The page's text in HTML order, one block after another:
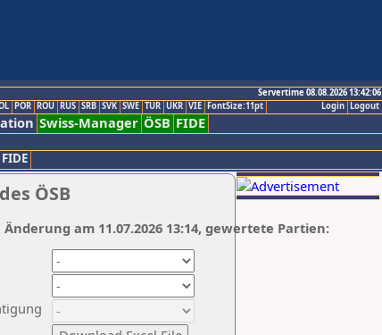
Servertime 08.08.2026 13:42:06
Logout
Login
POR ROU RUS SRB SVK SWE TUR UKR VIE FontSize:11pt
Swiss-Manager ÖSB FIDE
ÖSB
Änderung am 11.07.2026 13:14, gewertete Partien: